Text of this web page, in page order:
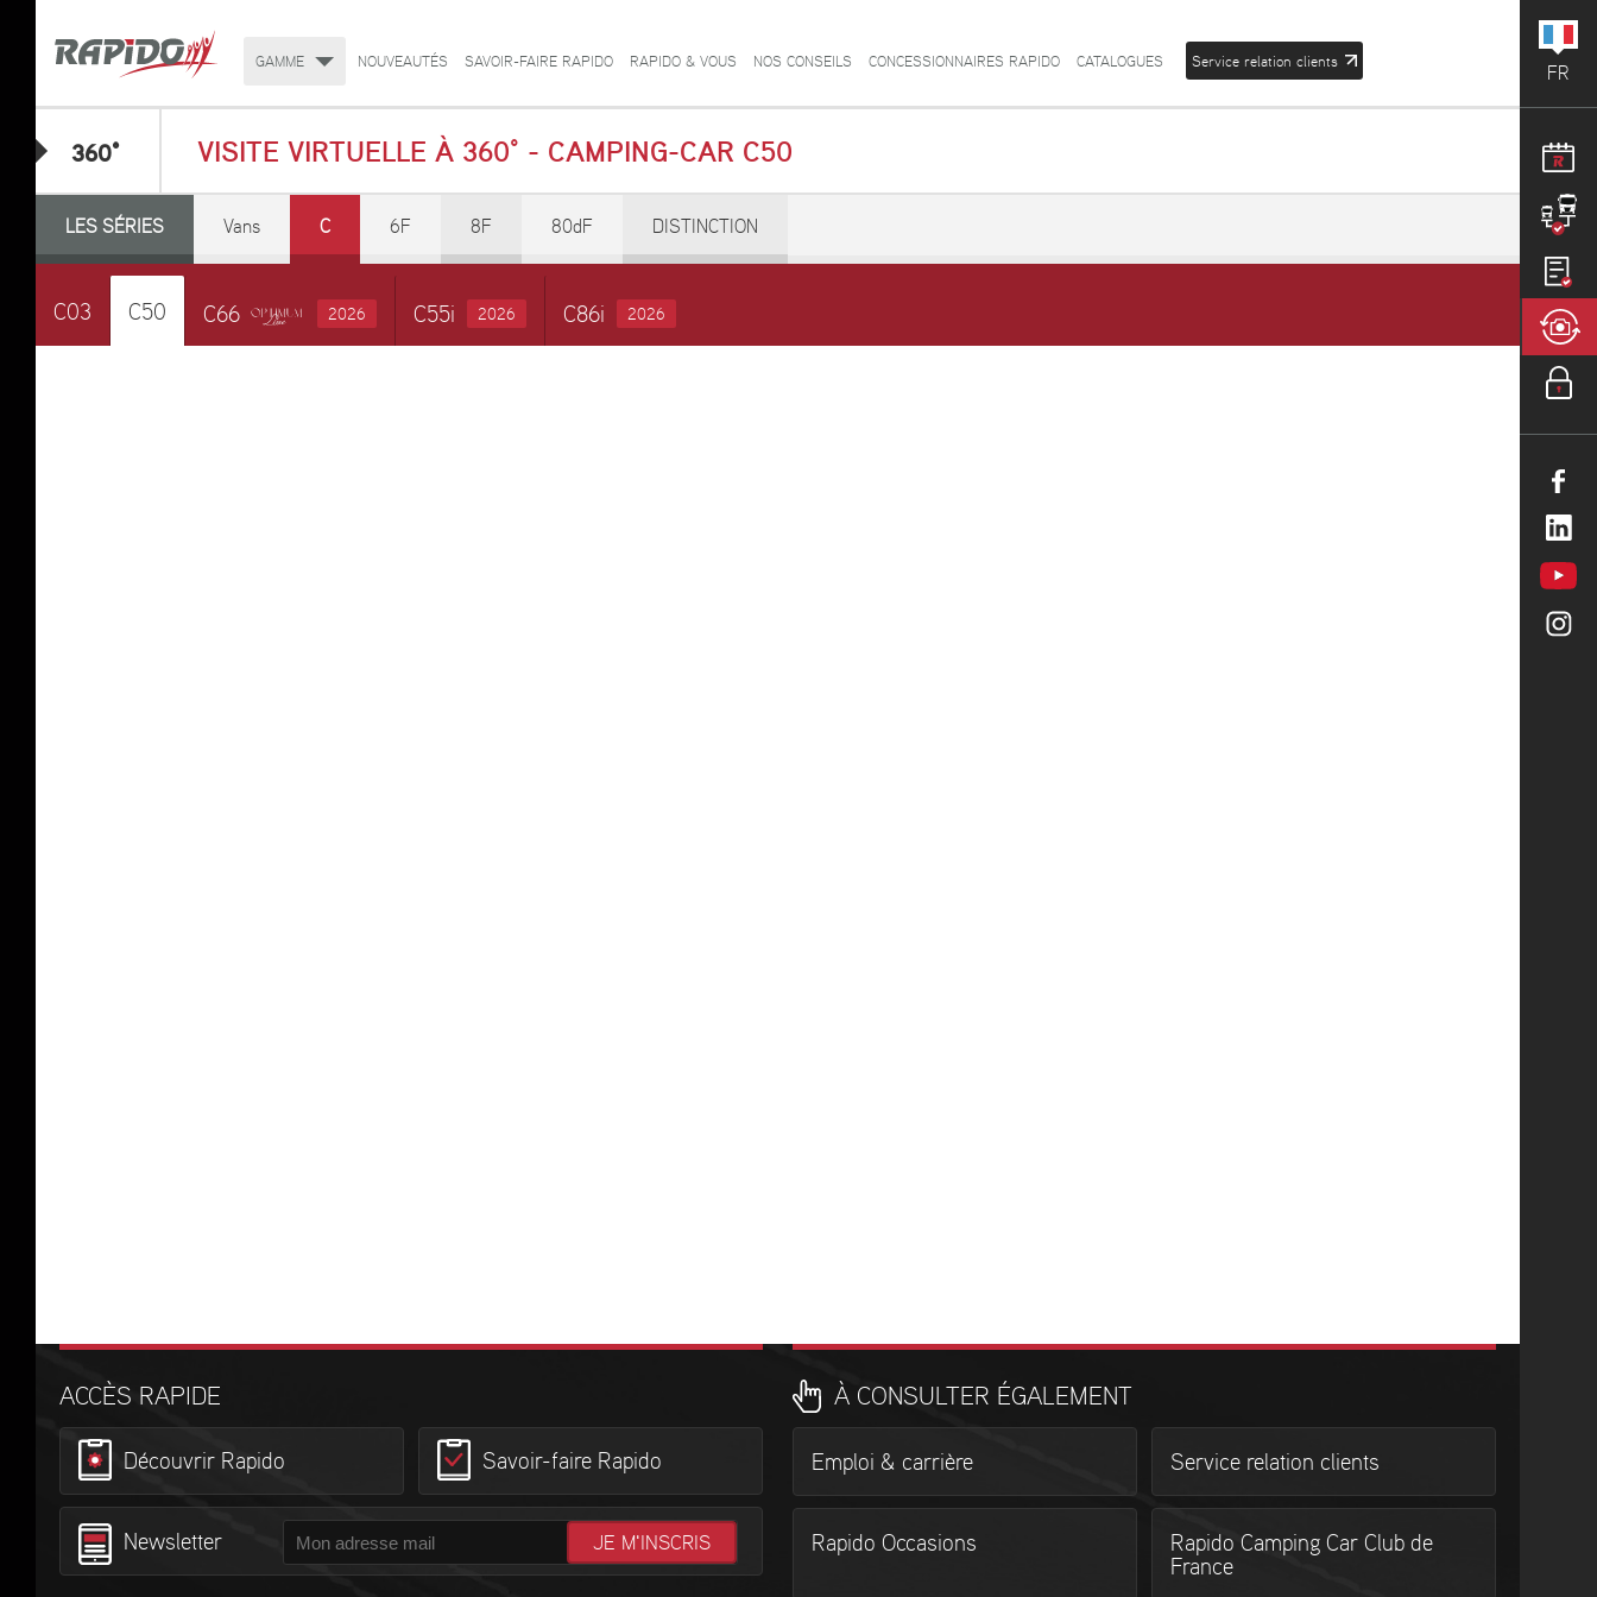
FR
GAMME NOUVEAUTÉS SAVOIR-FAIRE RAPIDO RAPIDO & VOUS NOS CONSEILS CONCESSIONNAIRES RAPIDO CATALOGUES Service relation clients
360° VISITE VIRTUELLE À 360° - CAMPING-CAR C50
LES SÉRIES Vans C 6F 8F 80dF DISTINCTION
C03 C50 C66 2026 C55i 2026 C86i 2026
ACCÈS RAPIDE
Découvrir Rapido Savoir-faire Rapido
Newsletter
À CONSULTER ÉGALEMENT
Emploi & carrière Service relation clients
Rapido Occasions
Rapido Camping Car Club de
France